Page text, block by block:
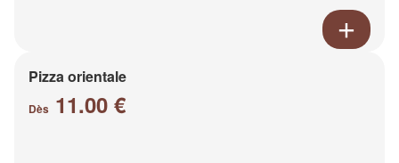
Pizza orientale
Dès 11.00 €